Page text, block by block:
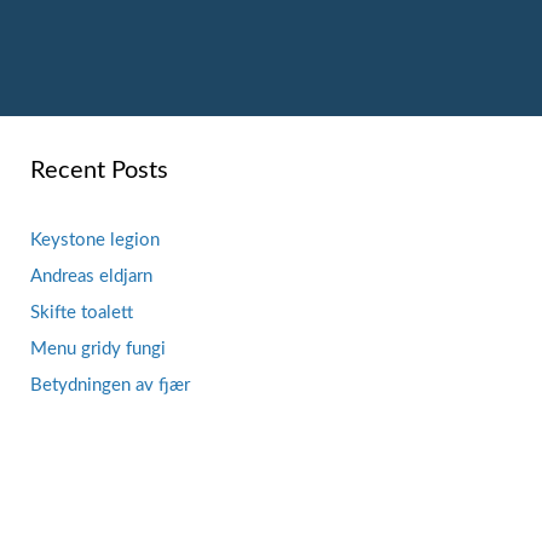
Recent Posts
Keystone legion
Andreas eldjarn
Skifte toalett
Menu gridy fungi
Betydningen av fjær